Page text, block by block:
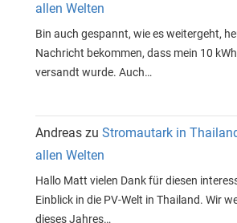
allen Welten
Bin auch gespannt, wie es weitergeht,
Nachricht bekommen, dass mein 10
versandt wurde. Auch…
Andreas zu Stromautark in
allen Welten
Hallo Matt vielen Dank für diesen
Einblick in die PV-Welt in Thailand. Wir
dieses Jahres…